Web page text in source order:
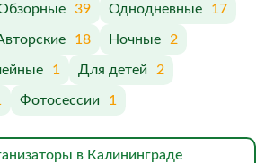
39 Однодневные 17
18 Ночные 2
1 Для детей 2
Фотосессии 1
в Калининграде